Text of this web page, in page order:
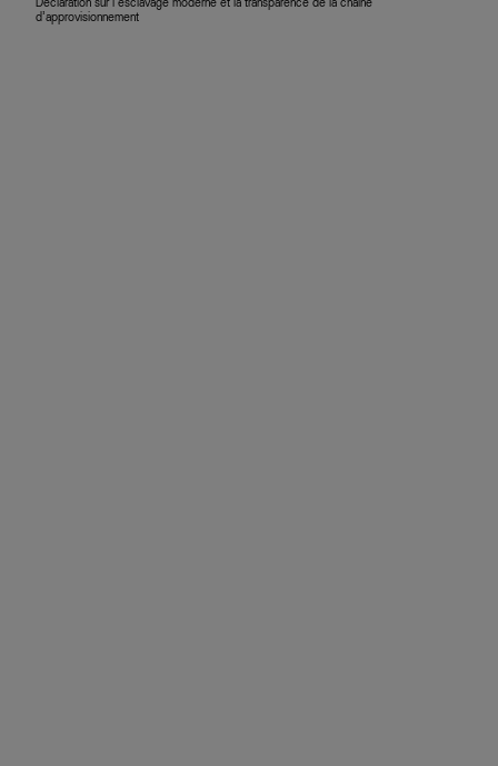
Déclaration sur l’esclavage moderne et la transparence de la chaîne
d’approvisionnement